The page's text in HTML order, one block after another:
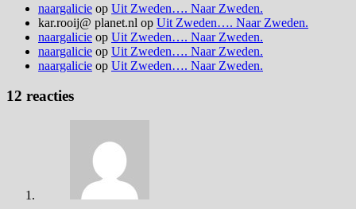
naargalicie op Uit Zweden…. Naar Zweden.
kar.rooij@ planet.nl op Uit Zweden…. Naar Zweden.
naargalicie op Uit Zweden…. Naar Zweden.
naargalicie op Uit Zweden…. Naar Zweden.
naargalicie op Uit Zweden…. Naar Zweden.
12 reacties